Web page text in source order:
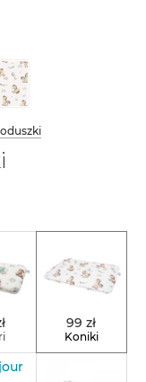
99 zł
Koniki